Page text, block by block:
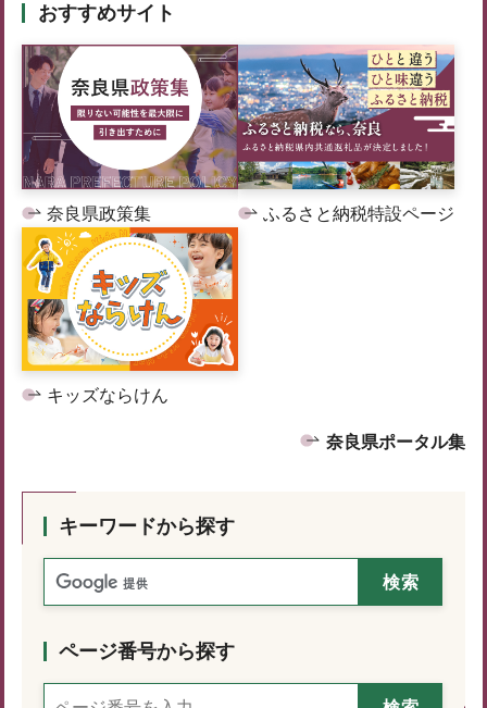
おすすめサイト
奈良県政策集 ふるさと納税特設ページ
キッズならけん
奈良県ポータル集
キーワードから探す
ページ番号から探す